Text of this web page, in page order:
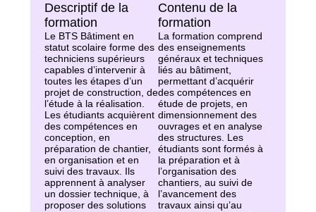
Descriptif de la
formation
Le BTS Bâtiment en
statut scolaire forme des
techniciens supérieurs
capables d’intervenir à
toutes les étapes d’un
projet de construction, de
l’étude à la réalisation.
Les étudiants acquièrent
des compétences en
conception, en
préparation de chantier,
en organisation et en
suivi des travaux. Ils
apprennent à analyser
un dossier technique, à
proposer des solutions
Contenu de la
formation
La formation comprend
des enseignements
généraux et techniques
liés au bâtiment,
permettant d’acquérir
des compétences en
étude de projets, en
dimensionnement des
ouvrages et en analyse
des structures. Les
étudiants sont formés à
la préparation et à
l’organisation des
chantiers, au suivi de
l’avancement des
travaux ainsi qu’au